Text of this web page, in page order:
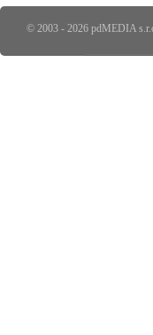
© 2003 - 2026 pdMEDIA